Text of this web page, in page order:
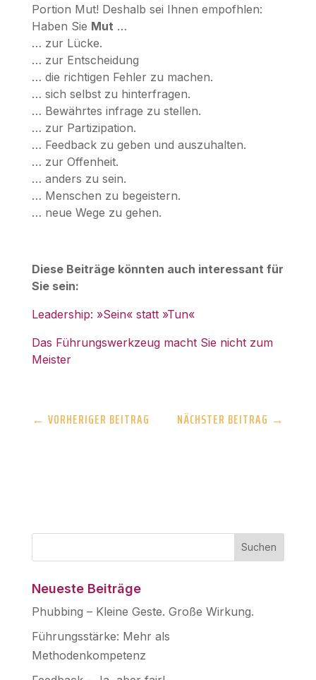
Portion Mut! Deshalb sei Ihnen empofhlen:
Haben Sie Mut …
… zur Lücke.
… zur Entscheidung
… die richtigen Fehler zu machen.
… sich selbst zu hinterfragen.
… Bewährtes infrage zu stellen.
… zur Partizipation.
… Feedback zu geben und auszuhalten.
… zur Offenheit.
… anders zu sein.
… Menschen zu begeistern.
… neue Wege zu gehen.
Diese Beiträge könnten auch interessant für
Sie sein:
Leadership: »Sein« statt »Tun«
Das Führungswerkzeug macht Sie nicht zum
Meister
← VORHERIGER BEITRAG NÄCHSTER BEITRAG →
Neueste Beiträge
Phubbing – Kleine Geste. Große Wirkung.
Führungsstärke: Mehr als
Methodenkompetenz